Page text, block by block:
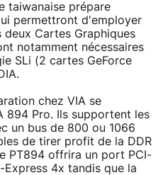
taiwanaise prépare
permettront d'employer
Cartes Graphiques
notamment nécessaires
SLi (2 cartes GeForce
chez VIA se
894 Pro. Ils supportent les
un bus de 800 ou 1066
de tirer profit de la DDR
PT894 offrira un port PCI-
Express 4x tandis que la